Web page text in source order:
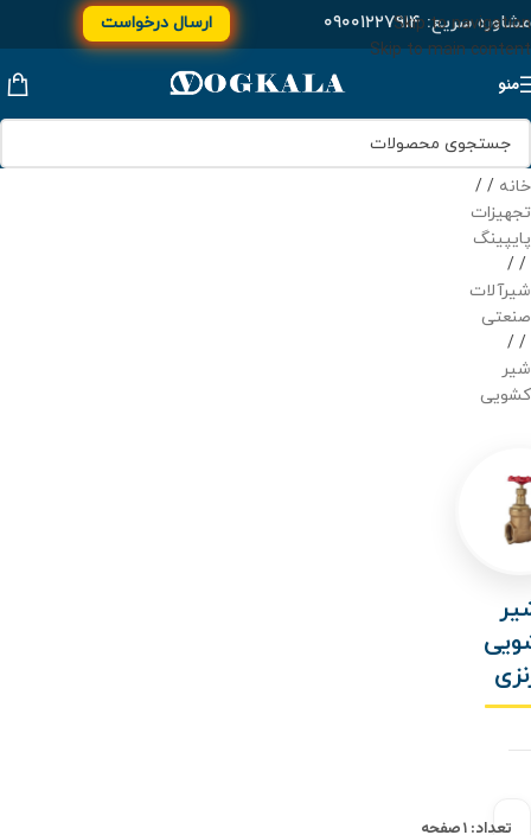
Skip to navigation
Skip to main content
مشاوره سریع:۰۹۰۰۱۲۲۷۹۱۴ ارسال درخواست
منو
خانه /
تجهیزات
پایپینگ
/
شیرآلات
صنعتی
/
شیر
کشویی
تعداد: ۱صفحه